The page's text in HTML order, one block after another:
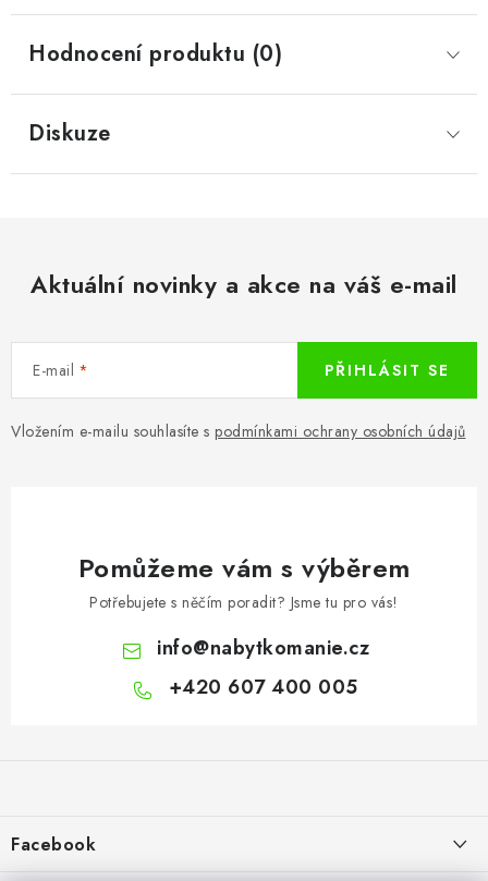
Hodnocení produktu (0)
Diskuze
Aktuální novinky a akce na váš e-mail
E-mail
Vložením e-mailu souhlasíte s podmínkami ochrany osobních údajů
PŘIHLÁSIT SE
Pomůžeme vám s výběrem
Potřebujete s něčím poradit? Jsme tu pro vás!
info@nabytkomanie.cz
+420 607 400 005
aFacebook